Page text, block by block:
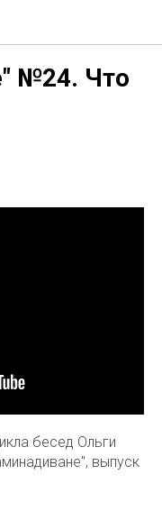
№24. Что
бесед Ольги
выпуск